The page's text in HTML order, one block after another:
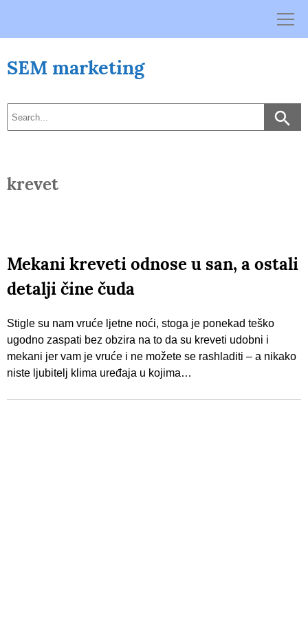
SEM marketing
krevet
Mekani kreveti odnose u san, a ostali
detalji čine čuda
Stigle su nam vruće ljetne noći, stoga je ponekad teško
ugodno zaspati bez obzira na to da su kreveti udobni i
mekani jer vam je vruće i ne možete se rashladiti – a nikako
niste ljubitelj klima uređaja u kojima…